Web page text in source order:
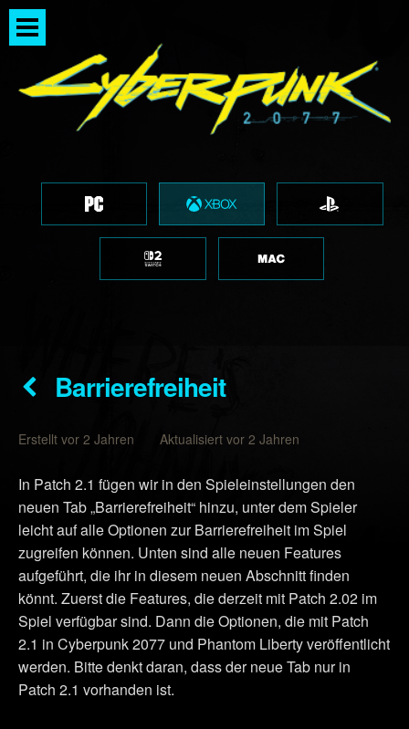
Barrierefreiheit
Erstellt vor 2 Jahren Aktualisiert vor 2 Jahren
In Patch 2.1 fügen wir in den Spieleinstellungen den
neuen Tab „Barrierefreiheit“ hinzu, unter dem Spieler
leicht auf alle Optionen zur Barrierefreiheit im Spiel
zugreifen können. Unten sind alle neuen Features
aufgeführt, die ihr in diesem neuen Abschnitt finden
könnt. Zuerst die Features, die derzeit mit Patch 2.02 im
Spiel verfügbar sind. Dann die Optionen, die mit Patch
2.1 in Cyberpunk 2077 und Phantom Liberty veröffentlicht
werden. Bitte denkt daran, dass der neue Tab nur in
Patch 2.1 vorhanden ist.